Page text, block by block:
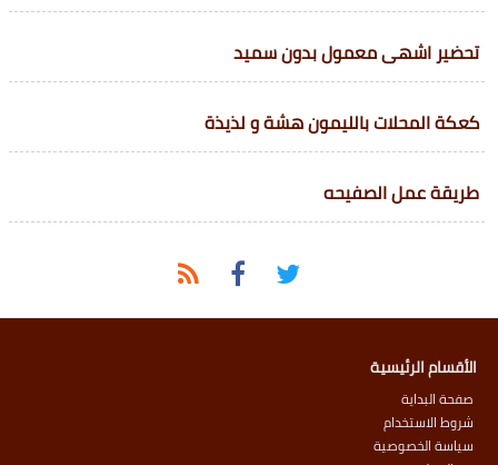
تحضير اشهى معمول بدون سميد
كعكة المحلات بالليمون هشة و لذيذة
طريقة عمل الصفيحه
الأقسام الرئيسية
صفحة البداية
شروط الاستخدام
سياسة الخصوصية